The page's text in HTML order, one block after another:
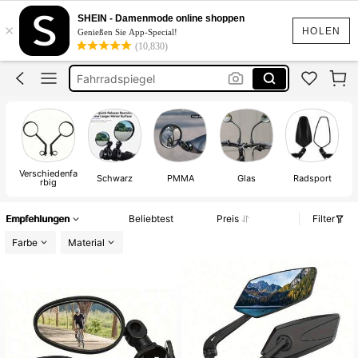
HOLEN
×
SHEIN - Damenmode online shoppen
Genießen Sie App-Special!
(10,830)
Fahrrad Spiegel
Fahrrad Zubehör
Fahrradspiegel
Motorrad Spiegel
Fahrrad Spiegel
Verschiedenfa
rbig Schwarz PMMA Glas Radsport
Empfehlungen Beliebtest Preis
Filter
Farbe
Material